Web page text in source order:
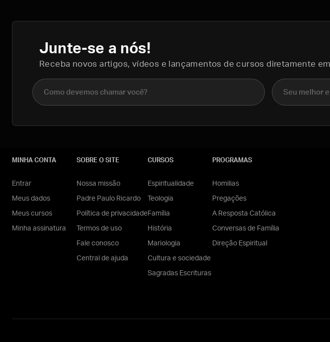
Junte-se a nós!
Receba novos artigos, vídeos e lançamentos de cursos diretamente
Nome completo E-mail
MINHA CONTA
Entrar
Meus dados
Meus cursos
Minha assinatura
SOBRE O SITE
Nossa missão
Padre Paulo Ricardo
Política de privacidade
Termos de uso
Fale conosco
Central de ajuda
CURSOS
Espiritualidade
Teologia
Família
História
Mariologia
Cultura e sociedade
Sagradas Escrituras
PROGRAMAS
Homilias
Pregações
A Resposta Católica
Conversas de Família
Direção Espiritual